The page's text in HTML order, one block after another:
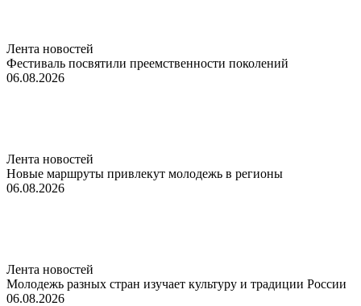
Лента новостей
Фестиваль посвятили преемственности поколений
06.08.2026
Лента новостей
Новые маршруты привлекут молодежь в регионы
06.08.2026
Лента новостей
Молодежь разных стран изучает культуру и традиции России
06.08.2026